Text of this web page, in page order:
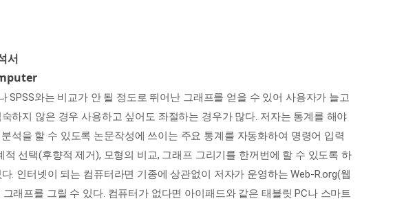
서
SPSS와는 비교가 안 될 정도로 뛰어난 그래프를 얻을 수 있어 사용자가 늘고
하지 않은 경우 사용하고 싶어도 좌절하는 경우가 많다. 저자는 통계를 해야
석을 할 수 있도록 논문작성에 쓰이는 주요 통계를 자동화하여 명령어 입력
선택(후향적 제거), 모형의 비교, 그래프 그리기를 한꺼번에 할 수 있도록 하
. 인터넷이 되는 컴퓨터라면 기종에 상관없이 저자가 운영하는 Web-R.org(웹
래프를 그릴 수 있다. 컴퓨터가 없다면 아이패드와 같은 태블릿 PC나 스마트